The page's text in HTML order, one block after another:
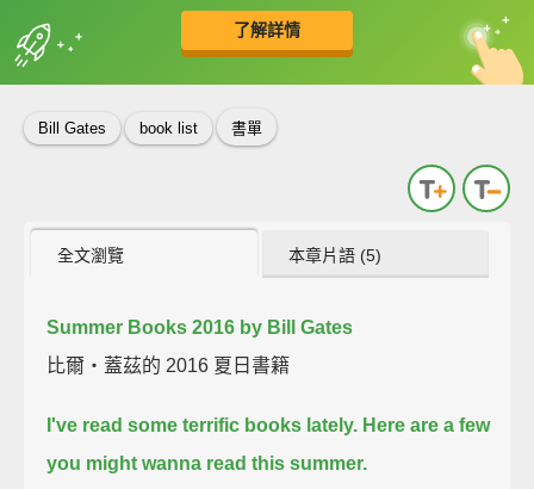
了解詳情
收錄佳句 中
英
Bill Gates book list 書單
全文瀏覽 本章片語 (5)
Summer Books 2016 by Bill Gates
比爾‧蓋茲的 2016 夏日書籍
I've read some terrific books lately. Here are a few
you might wanna read this summer.